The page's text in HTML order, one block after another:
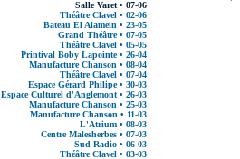
Salle Varet • 07-06
Théâtre Clavel • 02-06
Bateau El Alamein • 23-05
Grand Théâtre • 07-05
Théâtre Clavel • 05-05
Printival Boby Lapointe • 26-04
Manufacture Chanson • 08-04
Théâtre Clavel • 07-04
Espace Gérard Philipe • 30-03
Espace Culturel d'Anglemont • 26-03
Manufacture Chanson • 25-03
Manufacture Chanson • 11-03
L'Atrium • 08-03
Centre Malesherbes • 07-03
Sud Radio • 06-03
Théâtre Clavel • 03-03